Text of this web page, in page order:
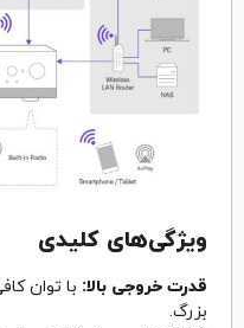
ویژگی‌های کلیدی
قدرت خروجی بالا: با توان
بزرگ.